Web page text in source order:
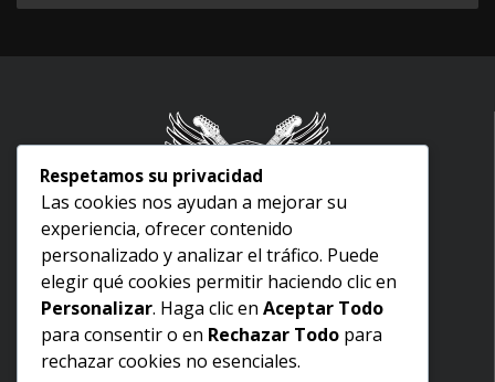
Inicio
Nosotros
Aviso legal
Términos y condiciones
Politica de devoluciones
Respetamos su privacidad
Las cookies nos ayudan a mejorar su
experiencia, ofrecer contenido
personalizado y analizar el tráfico. Puede
elegir qué cookies permitir haciendo clic en
Personalizar. Haga clic en Aceptar Todo
para consentir o en Rechazar Todo para
rechazar cookies no esenciales.